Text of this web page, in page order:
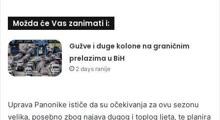
Možda će Vas zanimati i:
Gužve i duge kolone na graničnim
prelazima u BiH
2 days ranije
Uprava Panonike ističe da su očekivanja za ovu sezonu
velika, posebno zbog najava dugog i toplog ljeta, te planira